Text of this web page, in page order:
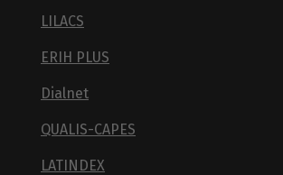
LILACS
ERIH PLUS
Dialnet
QUALIS-CAPES
LATINDEX